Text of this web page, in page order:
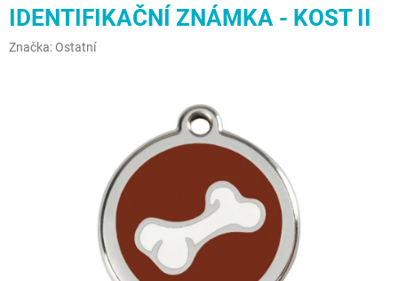
IDENTIFIKAČNÍ ZNÁMKA - KOST II
Značka: Ostatní